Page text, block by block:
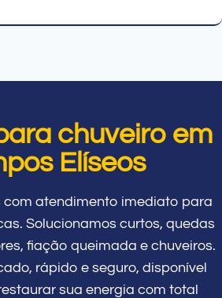
chuveiro em
Elíseos
com atendimento imediato para
Solucionamos curtos, quedas
fiação queimada e chuveiros.
rápido e seguro, disponível
sua energia com total